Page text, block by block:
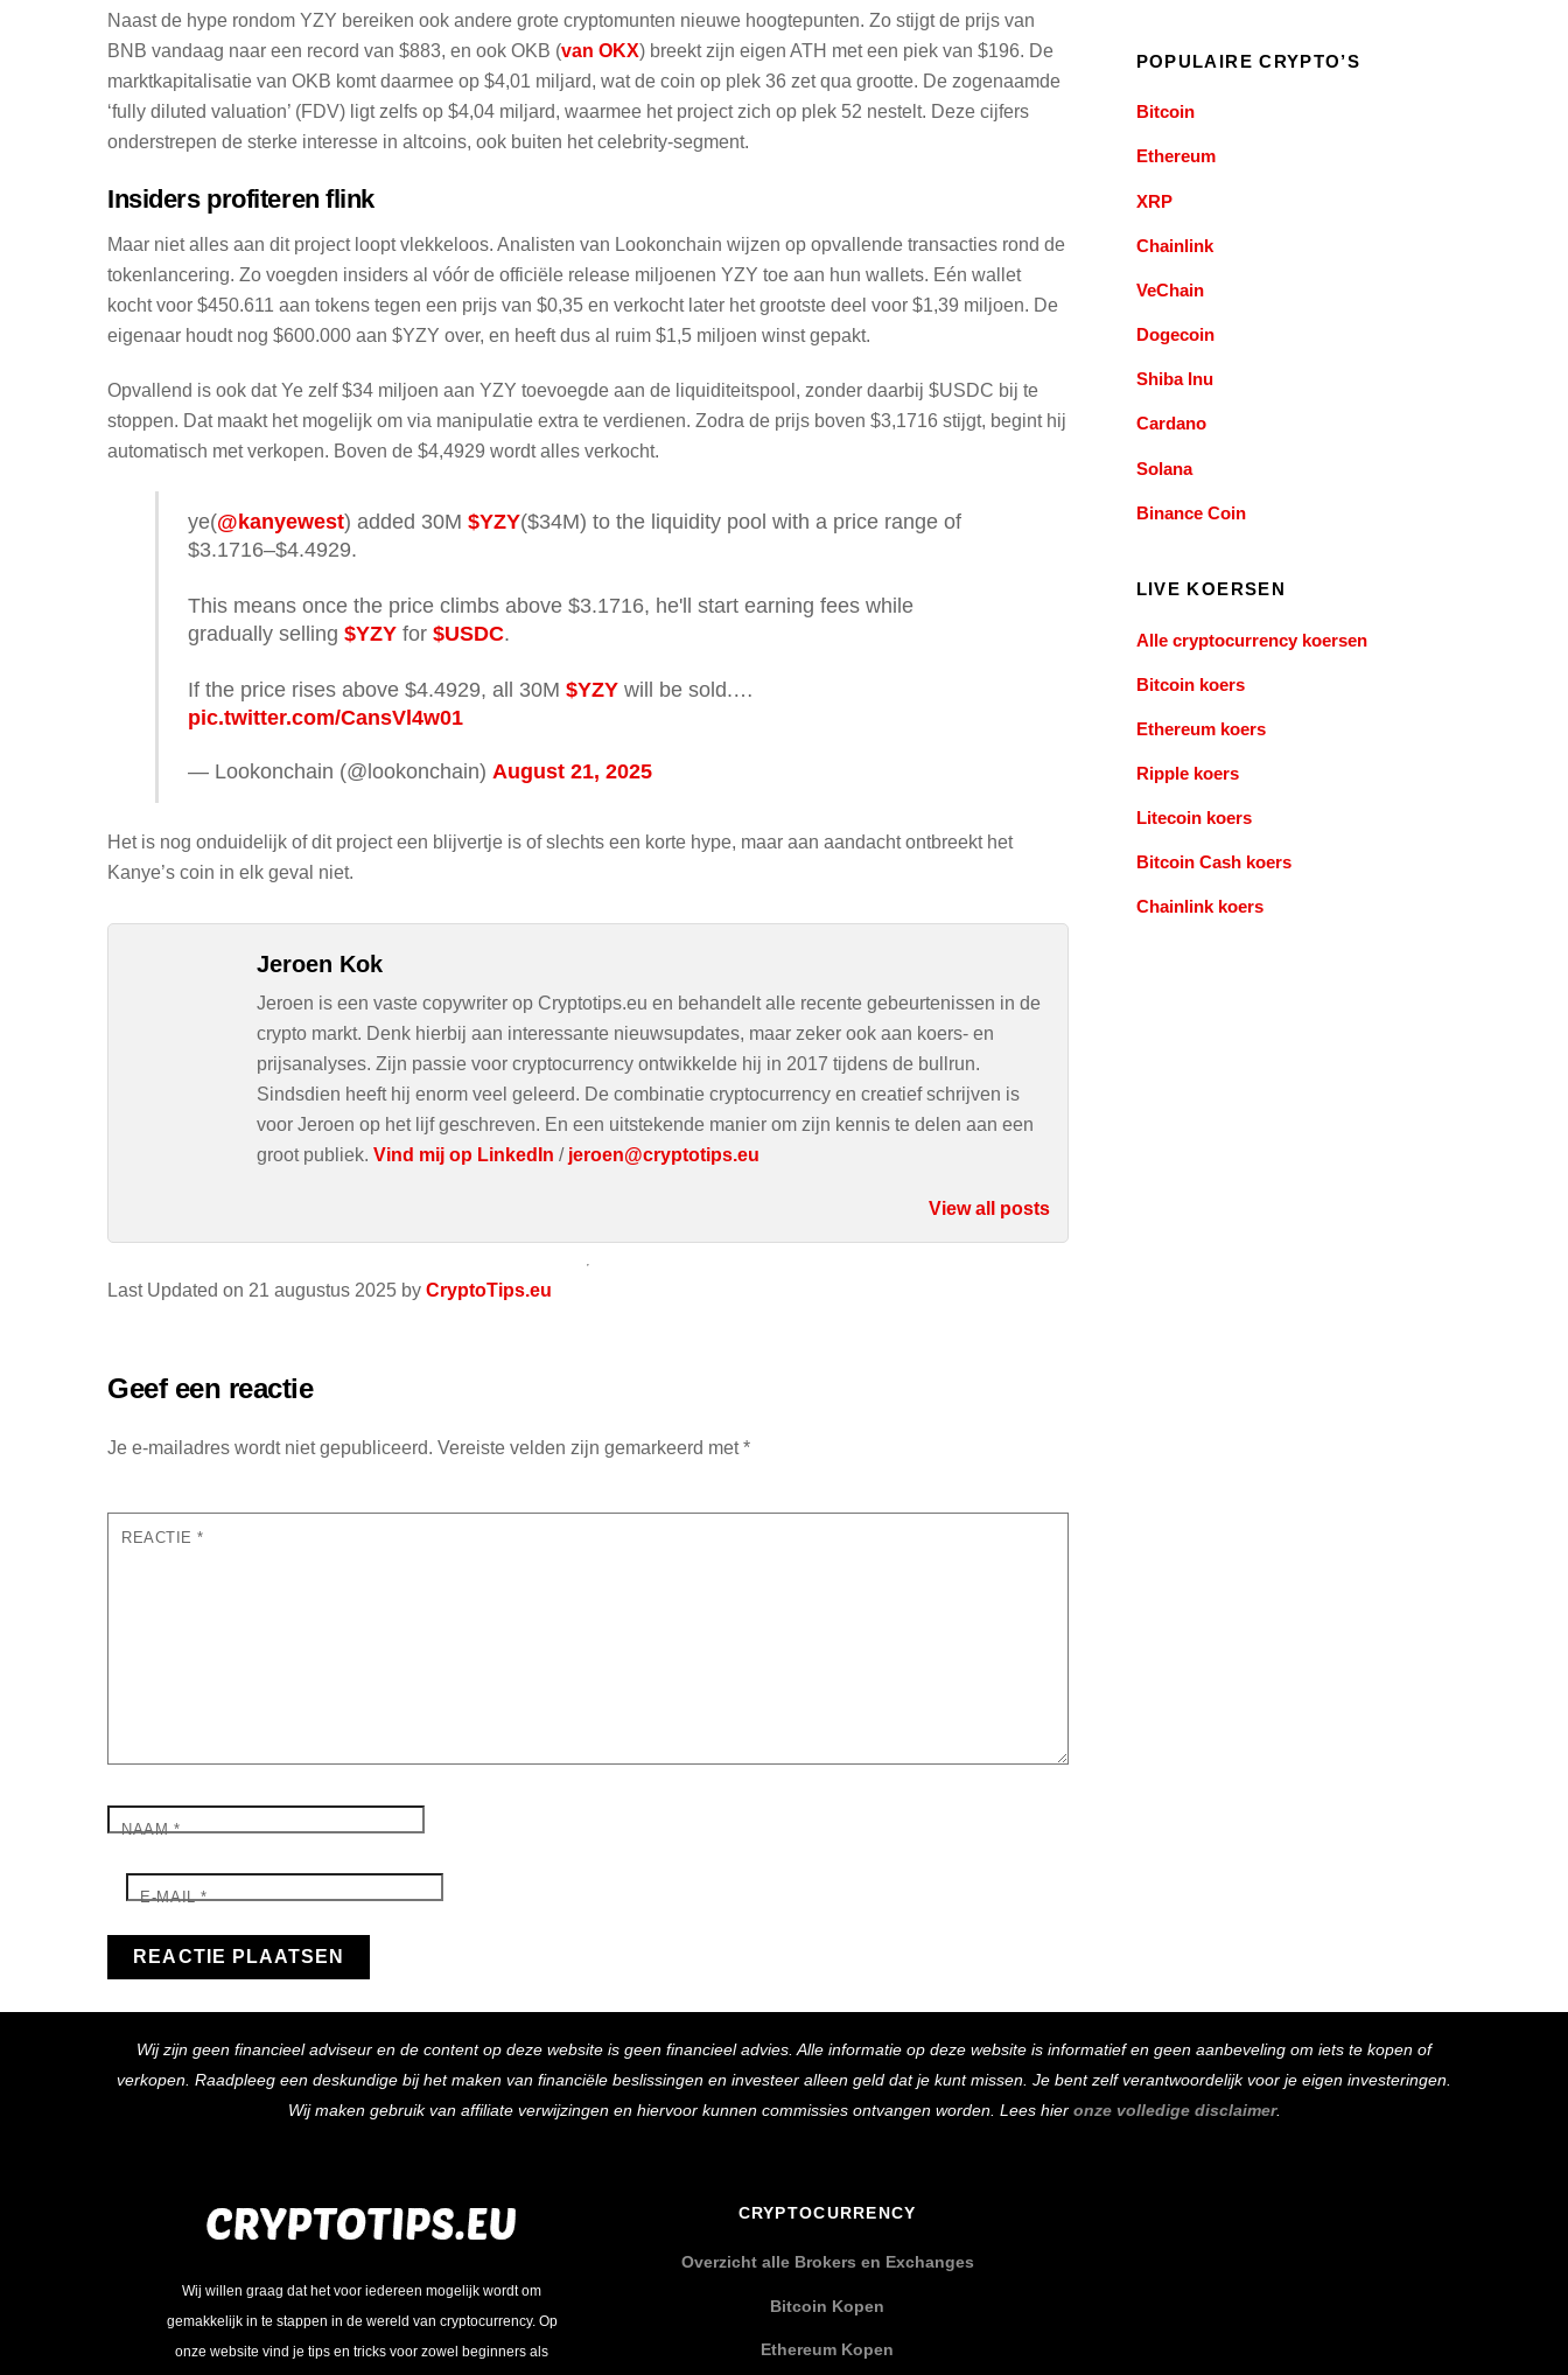
Last Updated on 21 augustus 2025 by CryptoTips.eu
Naast de hype rondom YZY bereiken ook andere grote cryptomunten nieuwe hoogtepunten. Zo stijgt de prijs van
BNB vandaag naar een record van $883, en ook OKB (van OKX) breekt zijn eigen ATH met een piek van $196. De
marktkapitalisatie van OKB komt daarmee op $4,01 miljard, wat de coin op plek 36 zet qua grootte. De zogenaamde
‘fully diluted valuation’ (FDV) ligt zelfs op $4,04 miljard, waarmee het project zich op plek 52 nestelt. Deze cijfers
onderstrepen de sterke interesse in altcoins, ook buiten het celebrity-segment.
Insiders profiteren flink
Maar niet alles aan dit project loopt vlekkeloos. Analisten van Lookonchain wijzen op opvallende transacties rond de
tokenlancering. Zo voegden insiders al vóór de officiële release miljoenen YZY toe aan hun wallets. Eén wallet
kocht voor $450.611 aan tokens tegen een prijs van $0,35 en verkocht later het grootste deel voor $1,39 miljoen. De
eigenaar houdt nog $600.000 aan $YZY over, en heeft dus al ruim $1,5 miljoen winst gepakt.
Opvallend is ook dat Ye zelf $34 miljoen aan YZY toevoegde aan de liquiditeitspool, zonder daarbij $USDC bij te
stoppen. Dat maakt het mogelijk om via manipulatie extra te verdienen. Zodra de prijs boven $3,1716 stijgt, begint hij
automatisch met verkopen. Boven de $4,4929 wordt alles verkocht.
ye(@kanyewest) added 30M $YZY($34M) to the liquidity pool with a price range of
$3.1716–$4.4929.
This means once the price climbs above $3.1716, he'll start earning fees while
gradually selling $YZYfor $USDC.
If the price rises above $4.4929, all 30M $YZYwill be sold.…
pic.twitter.com/CansVl4w01
— Lookonchain (@lookonchain) August 21, 2025
Het is nog onduidelijk of dit project een blijvertje is of slechts een korte hype, maar aan aandacht ontbreekt het
Kanye’s coin in elk geval niet.
Jeroen Kok
Jeroen is een vaste copywriter op Cryptotips.eu en behandelt alle recente gebeurtenissen in de
crypto markt. Denk hierbij aan interessante nieuwsupdates, maar zeker ook aan koers- en
prijsanalyses. Zijn passie voor cryptocurrency ontwikkelde hij in 2017 tijdens de bullrun.
Sindsdien heeft hij enorm veel geleerd. De combinatie cryptocurrency en creatief schrijven is
voor Jeroen op het lijf geschreven. En een uitstekende manier om zijn kennis te delen aan een
groot publiek. Vind mij op LinkedIn / jeroen@cryptotips.eu
View all posts
Geef een reactie
Je e-mailadres wordt niet gepubliceerd. Vereiste velden zijn gemarkeerd met*
REACTIE*
NAAM*
E-MAIL*
POPULAIRE CRYPTO’S
Bitcoin
Ethereum
XRP
Chainlink
VeChain
Dogecoin
Shiba Inu
Cardano
Solana
Binance Coin
LIVE KOERSEN
Alle cryptocurrency koersen
Bitcoin koers
Ethereum koers
Ripple koers
Litecoin koers
Bitcoin Cash koers
Chainlink koers
To
Top
Wij zijn geen financieel adviseur en de content op deze website is geen financieel advies. Alle informatie op deze website is informatief en geen aanbeveling om iets te kopen of
verkopen. Raadpleeg een deskundige bij het maken van financiële beslissingen en investeer alleen geld dat je kunt missen. Je bent zelf verantwoordelijk voor je eigen investeringen.
Wij maken gebruik van affiliate verwijzingen en hiervoor kunnen commissies ontvangen worden. Lees hier onze volledige disclaimer.
Wij willen graag dat het voor iedereen mogelijk wordt om
gemakkelijk in te stappen in de wereld van cryptocurrency. Op
onze website vind je tips en tricks voor zowel beginners als
CRYPTOCURRENCY
Overzicht alle Brokers en Exchanges
Bitcoin Kopen
Ethereum Kopen